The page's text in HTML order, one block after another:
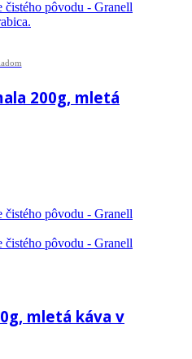
200g, mletá
mletá káva v